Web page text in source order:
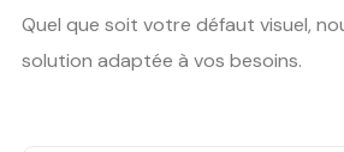
Quel que soit votre défaut visuel,
solution adaptée à vos besoins.